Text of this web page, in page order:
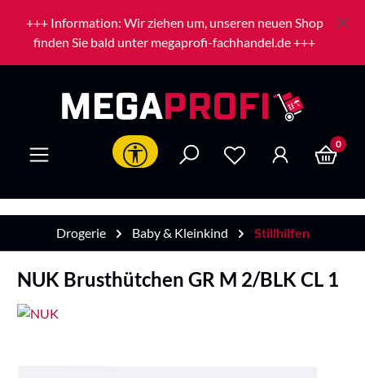
Zum Hauptinhalt springen
+++ Information: Wir ziehen um, unseren neuen Shop
finden Sie bald unter megaprofi-fachhandel.de +++
Werkzeugleiste anzeigen 0
Drogerie Baby & Kleinkind Stillhilfen
NUK Brusthütchen GR M 2/BLK CL 1